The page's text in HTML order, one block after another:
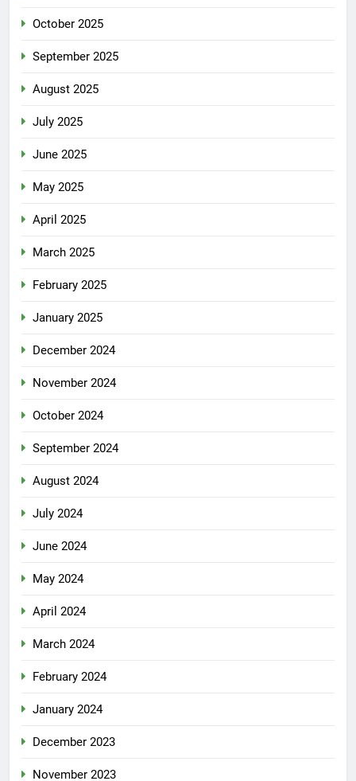
October 2025
September 2025
August 2025
July 2025
June 2025
May 2025
April 2025
March 2025
February 2025
January 2025
December 2024
November 2024
October 2024
September 2024
August 2024
July 2024
June 2024
May 2024
April 2024
March 2024
February 2024
January 2024
December 2023
November 2023